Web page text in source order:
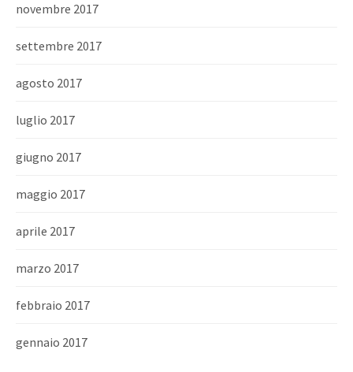
novembre 2017
settembre 2017
agosto 2017
luglio 2017
giugno 2017
maggio 2017
aprile 2017
marzo 2017
febbraio 2017
gennaio 2017